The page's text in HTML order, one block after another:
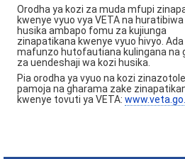
Orodha ya kozi za muda mfupi
kwenye vyuo vya VETA na
husika ambapo fomu za kujiunga
zinapatikana kwenye vyuo hivyo. Ada
mafunzo hutofautiana kulingana na
za uendeshaji wa kozi husika.
Pia orodha ya vyuo na kozi
pamoja na gharama zake
kwenye tovuti ya VETA: